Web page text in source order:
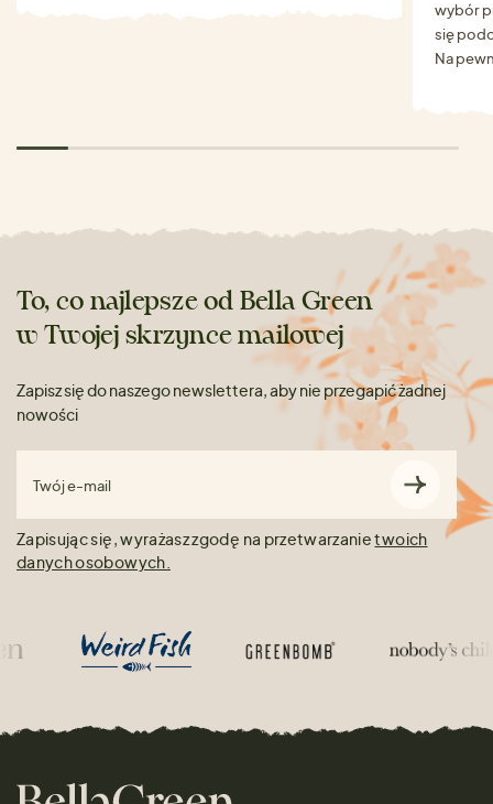
wybór
się
Na
To, co najlepsze od Bella Green
w Twojej skrzynce mailowej
Zapisz się do naszego newslettera, aby nie przegapić żadnej
nowości
Twój e-mail
Zapisując się, wyrażasz zgodę na przetwarzanietwoich
danych osobowych.